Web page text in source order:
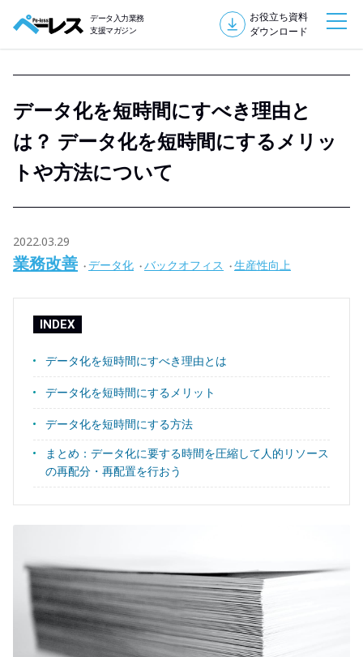
データ入力業務
支援マガジン
お役立ち資料
ダウンロード
データ化を短時間にすべき理由と
は？ データ化を短時間にするメリッ
トや方法について
2022.03.29
業務改善 データ化 バックオフィス 生産性向上
INDEX
データ化を短時間にすべき理由とは
データ化を短時間にするメリット
データ化を短時間にする方法
まとめ：データ化に要する時間を圧縮して人的リソース
の再配分・再配置を行おう